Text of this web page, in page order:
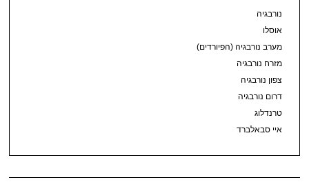
נורבגיה
אוסלו
מערב נורבגיה (הפיורדים)
מזרח נורבגיה
צפון נורבגיה
דרום נורבגיה
טרנדלוג
איי סבאלברד